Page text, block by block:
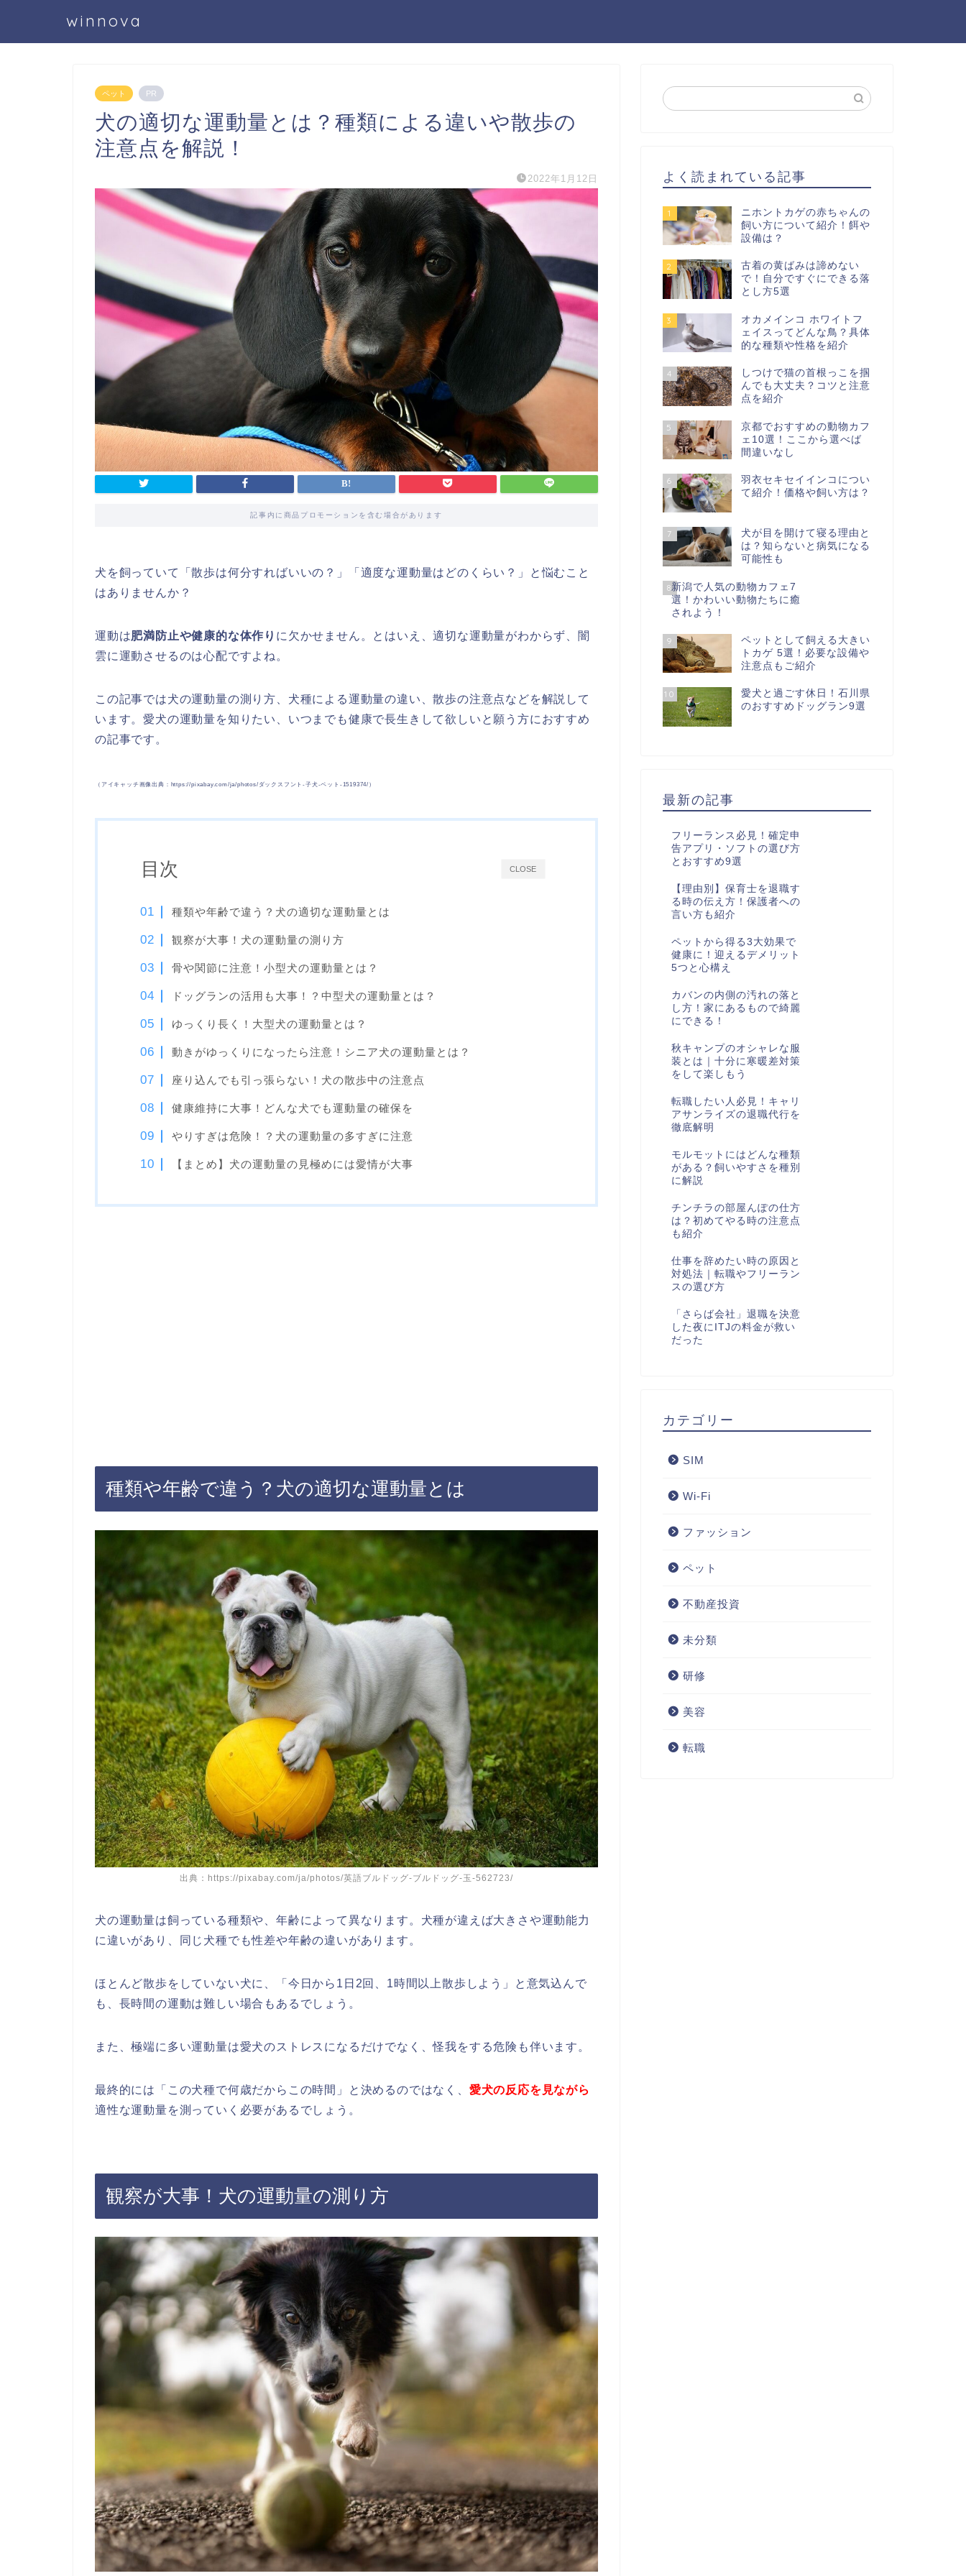
winnova
ペット PR
犬の適切な運動量とは？種類による違いや散歩の
注意点を解説！
2022年1月12日
記事内に商品プロモーションを含む場合があります
犬を飼っていて「散歩は何分すればいいの？」「適度な運動量はどのくらい？」と悩むこと
はありませんか？
運動は肥満防止や健康的な体作り に欠かせません。とはいえ、適切な運動量がわからず、闇
雲に運動させるのは心配ですよね。
この記事では犬の運動量の測り方、犬種による運動量の違い、散歩の注意点などを解説して
います。愛犬の運動量を知りたい、いつまでも健康で長生きして欲しいと願う方におすすめ
の記事です。
（アイキャッチ画像出典：https://pixabay.com/ja/photos/ダックスフント-子犬-ペット-1519374/）
CLOSE
目次
種類や年齢で違う？犬の適切な運動量とは
観察が大事！犬の運動量の測り方
骨や関節に注意！小型犬の運動量とは？
ドッグランの活用も大事！？中型犬の運動量とは？
ゆっくり長く！大型犬の運動量とは？
動きがゆっくりになったら注意！シニア犬の運動量とは？
座り込んでも引っ張らない！犬の散歩中の注意点
健康維持に大事！どんな犬でも運動量の確保を
やりすぎは危険！？犬の運動量の多すぎに注意
【まとめ】犬の運動量の見極めには愛情が大事
種類や年齢で違う？犬の適切な運動量とは
出典：https://pixabay.com/ja/photos/英語ブルドッグ-ブルドッグ-玉-562723/
犬の運動量は飼っている種類や、年齢によって異なります。犬種が違えば大きさや運動能力
に違いがあり、同じ犬種でも性差や年齢の違いがあります。
ほとんど散歩をしていない犬に、「今日から1日2回、1時間以上散歩しよう」と意気込んで
も、長時間の運動は難しい場合もあるでしょう。
また、極端に多い運動量は愛犬のストレスになるだけでなく、怪我をする危険も伴います。
最終的には「この犬種で何歳だからこの時間」と決めるのではなく、 愛犬の反応を見ながら
適性な運動量を測っていく必要があるでしょう。
観察が大事！犬の運動量の測り方
よく読まれている記事
1
ニホントカゲの赤ちゃんの
飼い方について紹介！餌や
設備は？
2
古着の黄ばみは諦めない
で！自分ですぐにできる落
とし方5選
3
オカメインコ ホワイトフ
ェイスってどんな鳥？具体
的な種類や性格を紹介
4
しつけで猫の首根っこを掴
んでも大丈夫？コツと注意
点を紹介
5
京都でおすすめの動物カフ
ェ10選！ここから選べば
間違いなし
6
羽衣セキセイインコについ
て紹介！価格や飼い方は？
7
犬が目を開けて寝る理由と
は？知らないと病気になる
可能性も
8新潟で人気の動物カフェ7
選！かわいい動物たちに癒
されよう！
9
ペットとして飼える大きい
トカゲ 5選！必要な設備や
注意点もご紹介
10
愛犬と過ごす休日！石川県
のおすすめドッグラン9選
最新の記事
フリーランス必見！確定申
告アプリ・ソフトの選び方
とおすすめ9選
【理由別】保育士を退職す
る時の伝え方！保護者への
言い方も紹介
ペットから得る3大効果で
健康に！迎えるデメリット
5つと心構え
カバンの内側の汚れの落と
し方！家にあるもので綺麗
にできる！
秋キャンプのオシャレな服
装とは｜十分に寒暖差対策
をして楽しもう
転職したい人必見！キャリ
アサンライズの退職代行を
徹底解明
モルモットにはどんな種類
がある？飼いやすさを種別
に解説
チンチラの部屋んぽの仕方
は？初めてやる時の注意点
も紹介
仕事を辞めたい時の原因と
対処法｜転職やフリーラン
スの選び方
「さらば会社」退職を決意
した夜にITJの料金が救い
だった
カテゴリー
SIM
Wi-Fi
ファッション
ペット
不動産投資
未分類
研修
美容
転職